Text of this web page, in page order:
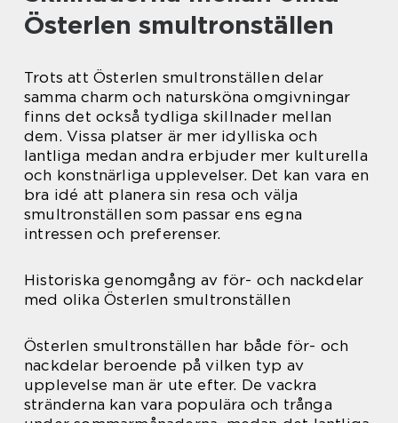
Österlen smultronställen
Trots att Österlen smultronställen delar
samma charm och natursköna omgivningar
finns det också tydliga skillnader mellan
dem. Vissa platser är mer idylliska och
lantliga medan andra erbjuder mer kulturella
och konstnärliga upplevelser. Det kan vara en
bra idé att planera sin resa och välja
smultronställen som passar ens egna
intressen och preferenser.
Historiska genomgång av för- och nackdelar
med olika Österlen smultronställen
Österlen smultronställen har både för- och
nackdelar beroende på vilken typ av
upplevelse man är ute efter. De vackra
stränderna kan vara populära och trånga